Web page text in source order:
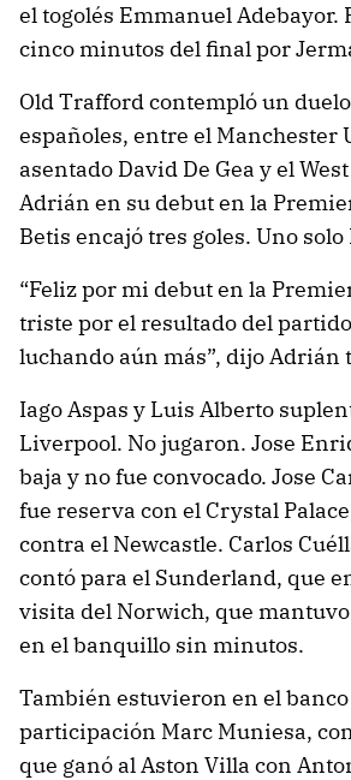
el togolés Emmanuel Adebayor.
cinco minutos del final por
Old Trafford contempló un
españoles, entre el Manchester
asentado David De Gea y el
Adrián en su debut en la
Betis encajó tres goles. Uno solo
“Feliz por mi debut en la
triste por el resultado del
luchando aún más”, dijo Adrián
Iago Aspas y Luis Alberto
Liverpool. No jugaron. Jose
baja y no fue convocado. Jose
fue reserva con el Crystal
contra el Newcastle. Carlos
contó para el Sunderland, que
visita del Norwich, que
en el banquillo sin minutos.
También estuvieron en el
participación Marc Muniesa,
que ganó al Aston Villa con